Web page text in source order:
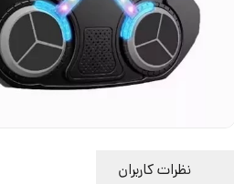
نظرات کاربران